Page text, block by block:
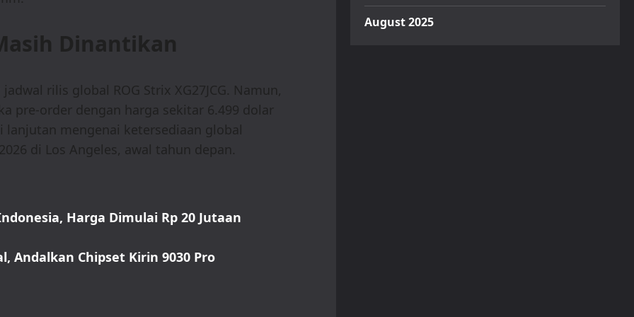
Dinantikan
rilis global ROG Strix XG27JCG. Namun,
pre-order dengan harga sekitar 6.499 dolar
lanjutan mengenai ketersediaan global
di Los Angeles, awal tahun depan.
Harga Dimulai Rp 20 Jutaan
Andalkan Chipset Kirin 9030 Pro
August 2025